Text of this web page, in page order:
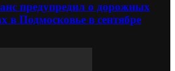
предупредил о дорожных
в Подмосковье в сентябре